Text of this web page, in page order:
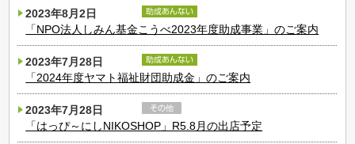
2023年8月2日
「NPO法人しみん基金こうべ2023年度助成事業」のご案内
2023年7月28日
「2024年度ヤマト福祉財団助成金」のご案内
2023年7月28日
「はっぴ～にしNIKOSHOP」R5.8月の出店予定